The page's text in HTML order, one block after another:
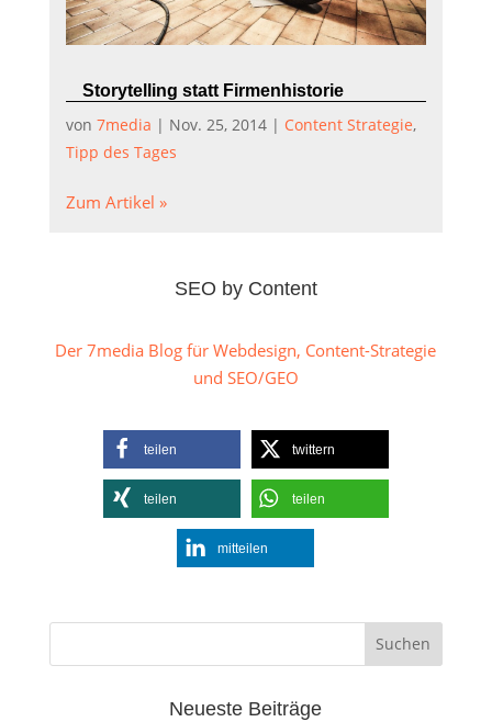
Storytelling statt Firmenhistorie
von 7media | Nov. 25, 2014| Content Strategie,
Tipp des Tages
Zum Artikel »
SEO by Content
Der 7media Blog für Webdesign, Content-Strategie
und SEO/GEO
teilen twittern
teilen teilen
mitteilen
Neueste Beiträge